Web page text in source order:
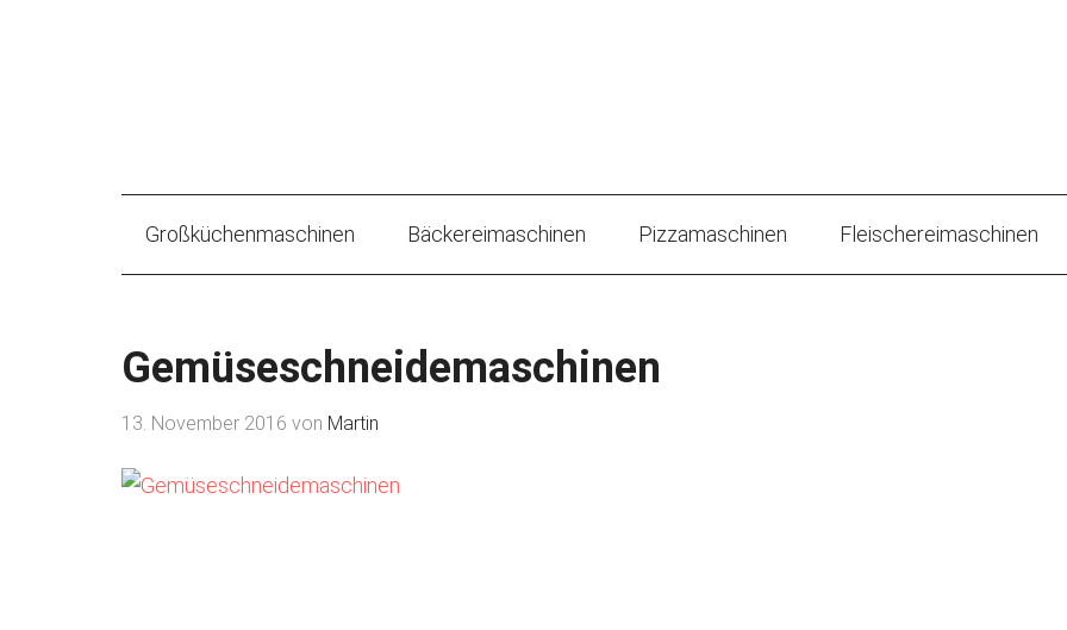
Großküchenmaschinen Bäckereimaschinen Pizzamaschinen Fleischereimaschinen
Gemüseschneidemaschinen
13. November 2016 von Martin